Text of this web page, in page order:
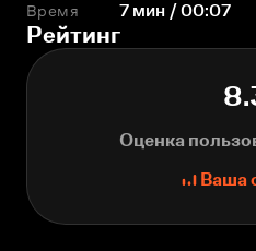
Время 7 мин / 00:07
Рейтинг
Оценка
Ваша